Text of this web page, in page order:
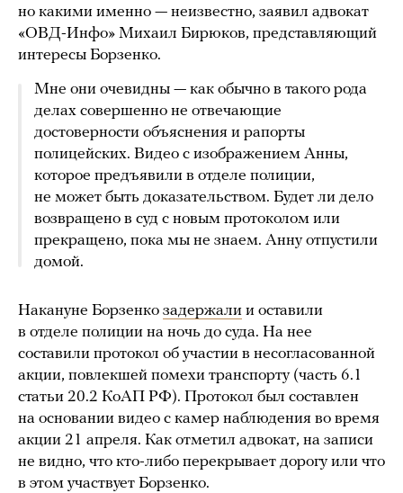
но какими именно — неизвестно, заявил адвокат
«ОВД-Инфо» Михаил Бирюков, представляющий
интересы Борзенко.
Мне они очевидны — как обычно в такого рода
делах совершенно не отвечающие
достоверности объяснения и рапорты
полицейских. Видео с изображением Анны,
которое предъявили в отделе полиции,
не может быть доказательством. Будет ли дело
возвращено в суд с новым протоколом или
прекращено, пока мы не знаем. Анну отпустили
домой.
Накануне Борзенко задержали и оставили
в отделе полиции на ночь до суда. На нее
составили протокол об участии в несогласованной
акции, повлекшей помехи транспорту (часть 6.1
статьи 20.2 КоАП РФ). Протокол был составлен
на основании видео с камер наблюдения во время
акции 21 апреля. Как отметил адвокат, на записи
не видно, что кто-либо перекрывает дорогу или что
в этом участвует Борзенко.